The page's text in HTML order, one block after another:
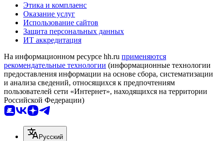
Этика и комплаенс
Оказание услуг
Использование сайтов
Защита персональных данных
ИТ аккредитация
На информационном ресурсе hh.ru применяются
рекомендательные технологии (информационные технологии
предоставления информации на основе сбора, систематизации
и анализа сведений, относящихся к предпочтениям
пользователей сети «Интернет», находящихся на территории
Российской Федерации)
Русский